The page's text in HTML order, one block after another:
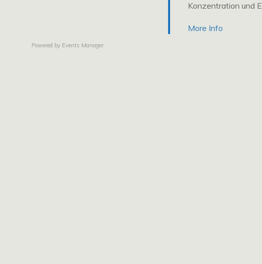
Konzentration und
More Info
Powered by Events Manager